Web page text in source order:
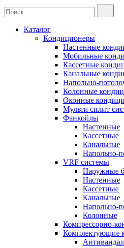
Каталог
Кондиционеры
Настенные
Мобильные
Кассетные
Канальные
Напольно-
Колонные
Оконные
Мульти сплит
Фанкойлы
Настенные
Кассетные
Канальные
Напольно-
VRF системы
Наружные
Настенные
Кассетные
Канальные
Напольно-
Колонные
Компрессорно-
Комплектующие